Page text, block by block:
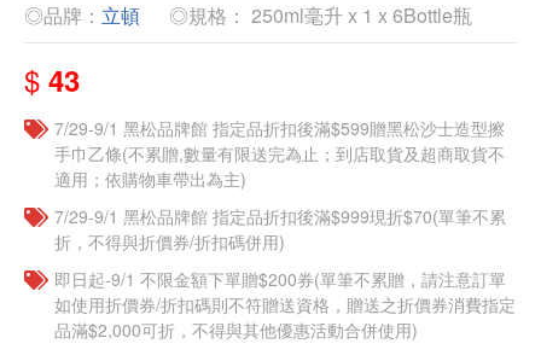
◎品牌： 立頓 ◎規格： 250ml毫升 x 1 x 6Bottle瓶
$ 43
7/29-9/1 黑松品牌館 指定品折扣後滿$599贈黑松沙士造型擦
手巾乙條(不累贈,數量有限送完為止；到店取貨及超商取貨不
適用；依購物車帶出為主)
7/29-9/1 黑松品牌館 指定品折扣後滿$999現折$70(單筆不累
折，不得與折價券/折扣碼併用)
即日起-9/1 不限金額下單贈$200券(單筆不累贈，請注意訂單
如使用折價券/折扣碼則不符贈送資格，贈送之折價券消費指定
品滿$2,000可折，不得與其他優惠活動合併使用)